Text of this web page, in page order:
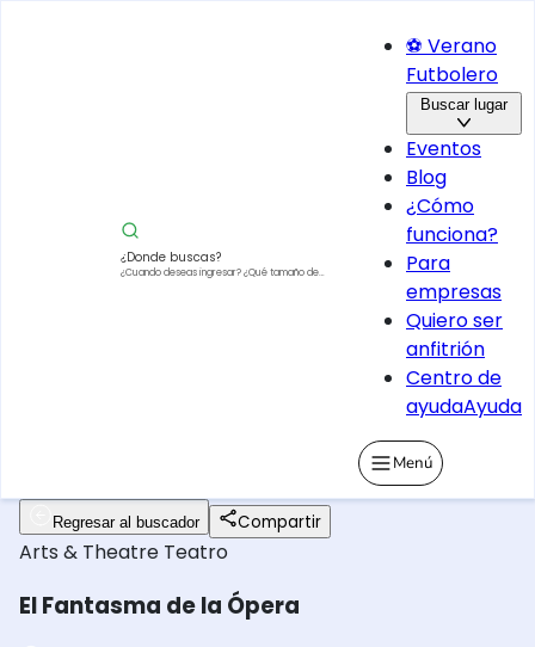
¿Donde buscas?
¿Cuando deseas ingresar?¿Qué tamaño de
⚽ Verano
Futbolero
Buscar lugar
Eventos
Blog
¿Cómo
funciona?
Para
empresas
Quiero ser
anfitrión
Centro de
ayudaAyuda
Menú
Regresar al buscador Compartir
Arts & Theatre Teatro
El Fantasma de la Ópera